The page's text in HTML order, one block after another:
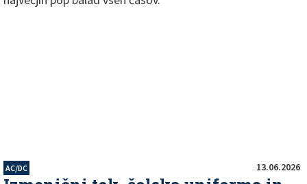
AC/DC 13.06.2026